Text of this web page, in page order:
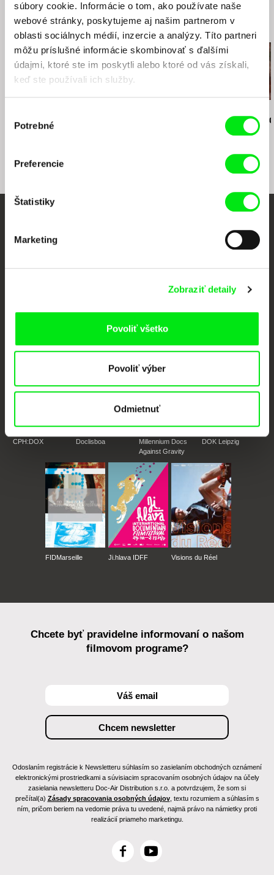
súbory cookie. Informácie o tom, ako používate naše
webové stránky, poskytujeme aj našim partnerom v
oblasti sociálnych médií, inzercie a analýzy. Títo partneri
môžu príslušné informácie skombinovať s ďalšími
údajmi, ktoré ste im poskytli alebo ktoré od vás získali,
keď ste používali ich služby.
súhlasu
Potrebné
Preferencie
Štatistiky
Marketing
Zobraziť detaily
Povoliť všetko
Povoliť výber
Odmietnuť
fax: 261216628
e-mail:petra.stovikova@ceskatelevize.cz
Cineart TV Prague
Česko
tel: +420 224 949 110
fax: +420 221 105 220
e-mail:info@cinemart.cz
Súvisiace filmy (20)
Momentky Zpověď
Portál DAFilms vznikol vďaka tvorivej spolupráci siedmich významných
Členovia Doc Alliance
CPH:DOX Doclisboa
Millennium Docs
Against Gravity
DOK Leipzig
FIDMarseille Ji.hlava IDFF Visions du Réel
Chcete byť pravidelne informovaní o našom
filmovom programe?
Odoslaním registrácie k Newsletteru súhlasím so zasielaním obchodných oznámení
elektronickými prostriedkami a súvisiacim spracovaním osobných údajov na účely
zasielania newsletteru Doc-Air Distribution s.r.o. a potvrdzujem, že som si
prečítal(a) Zásady spracovania osobných údajov, textu rozumiem a súhlasím s
ním, pričom beriem na vedomie práva tu uvedené, najmä právo na námietky proti
realizácií priameho marketingu.
F
Y